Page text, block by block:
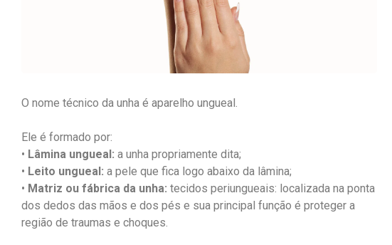
O nome técnico da unha é aparelho ungueal.
Ele é formado por:
• Lâmina ungueal: a unha propriamente dita;
• Leito ungueal: a pele que fica logo abaixo da lâmina;
• Matriz ou fábrica da unha: tecidos periungueais: localizada na ponta
dos dedos das mãos e dos pés e sua principal função é proteger a
região de traumas e choques.